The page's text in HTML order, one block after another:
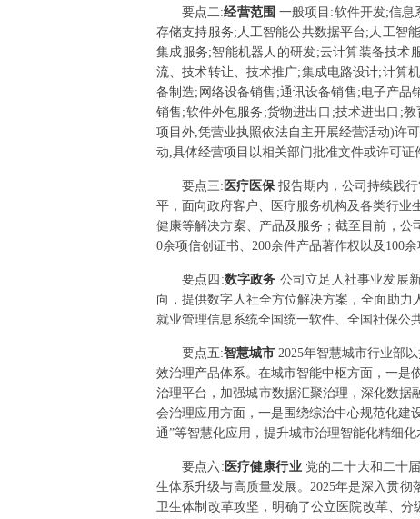
要点二:经营范围 一般项目:软件开发;信息
存储支持服务;人工智能公共数据平台;人工智
集成服务;智能机器人的研发;云计算装备技术
流、技术转让、技术推广;集成电路设计;计算
备制造;网络设备销售;通讯设备销售;电子产
销售;软件外包服务;货物进出口;技术进出口;
项目外,凭营业执照依法自主开展经营活动)许
动,具体经营项目以相关部门批准文件或许可证
要点三: 医疗医保 报告期内，公司持续践
平，面向政府客户、医疗服务机构及各类行业
健康等解决方案、产品及服务；截至目前，公
0余项信创证书、200余件产品著作权以及100余
要点 四 :数字政务 公司立足人社事业发展
向，提供数字人社全方位解决方案，全面助
就业管理信息系统全国统一软件、全国社保公
要点五:智慧城市 2025年智慧城市行业部
效治理产品体系。在城市智能中枢方面，一是
治理平台，加强城市数据汇聚治理，深化数
会治理应用方面，一是围绕综治中心规范化建
通”等智慧化应用，提升城市治理智能化精细化
要点六: 医疗健康行业 党的二十大和二十
生体系升级与高质量发展。2025年是深入贯
卫生体制改革攻坚，明确了公立医院改革、